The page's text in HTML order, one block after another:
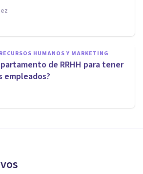
HUMANOS Y MARKETING
de RRHH para tener
empleados?